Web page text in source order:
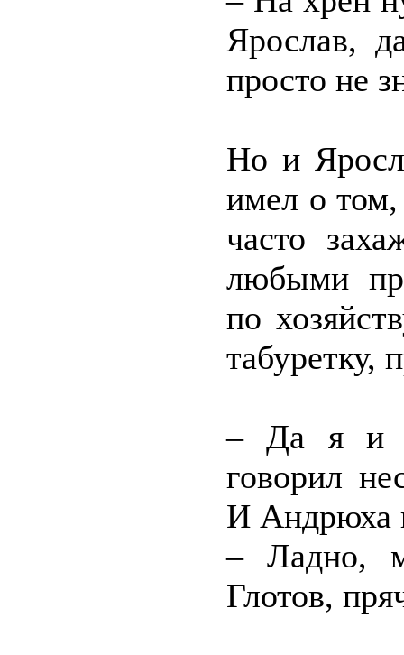
Ярослав,
просто не
Но и
имел о
часто
любыми
по
табуретку,
– Да я и
говорил
И Андрюха
– Ладно,
Глотов,